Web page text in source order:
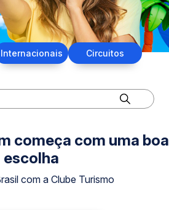
Internacionais Circuitos
começa com uma boa
escolha
com a Clube Turismo